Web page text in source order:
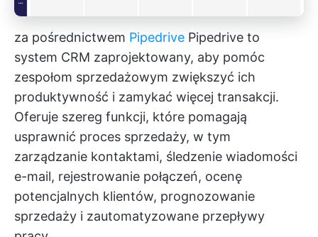
za pośrednictwem Pipedrive Pipedrive to
system CRM zaprojektowany, aby pomóc
zespołom sprzedażowym zwiększyć ich
produktywność i zamykać więcej transakcji.
Oferuje szereg funkcji, które pomagają
usprawnić proces sprzedaży, w tym
zarządzanie kontaktami, śledzenie wiadomości
e-mail, rejestrowanie połączeń, ocenę
potencjalnych klientów, prognozowanie
sprzedaży i zautomatyzowane przepływy